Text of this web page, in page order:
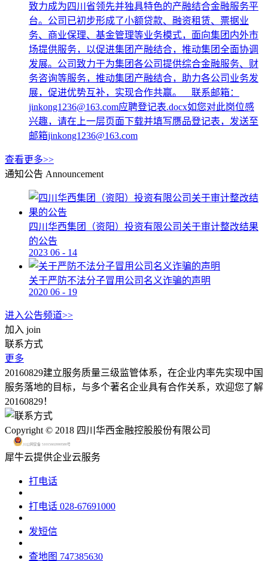
致力成为四川省领先并独具特色的产融结合金融服务平
台。公司已初步形成了小额贷款、融资租赁、票据业
务、商业保理、基金管理等业务模式，面向集团内外市
场提供服务，以促进集团产融结合，推动集团全面协调
发展。公司致力于为集团各公司提供综合金融服务、财
务咨询等服务，推动集团产融结合，助力各公司业务发
展，促进优势互补，实现合作共赢。 联系邮箱：
jinkong1236@163.com应聘登记表.docx如您对此岗位感
兴趣，请在上一层页面下载并填写赝品登记表，发送至
邮箱jinkong1236@163.com
查看更多>>
通知公告 Announcement
四川华西集团（资阳）投资有限公司关于审计整改结果
的公告
2023 06 - 14
关于严防不法分子冒用公司名义诈骗的声明
2020 06 - 19
进入公告频道>>
加入 join
联系方式
更多
20160829建立服务质量三级监管体系，在企业内率先实现中国
服务落地的目标，与多个著名企业具有合作关系，欢迎您了解
20160829！
Copyright © 2018 四川华西金融控股股份有限公司
川公网安备 51015602000580号
犀牛云提供企业云服务
打电话
打电话 028-67691000
发短信
查地图 747385630